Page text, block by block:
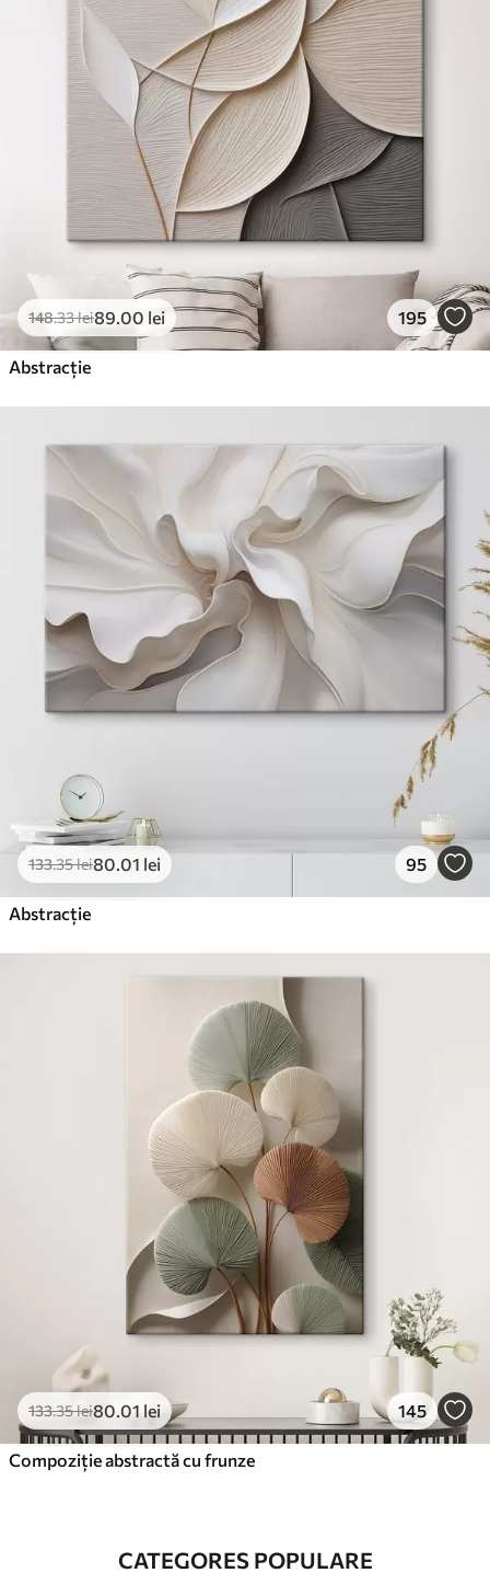
148.33lei89.00 lei 195
Abstracție
133.35lei80.01 lei 95
Abstracție
133.35lei80.01 lei 145
Compoziție abstractă cu frunze
CATEGORES POPULARE